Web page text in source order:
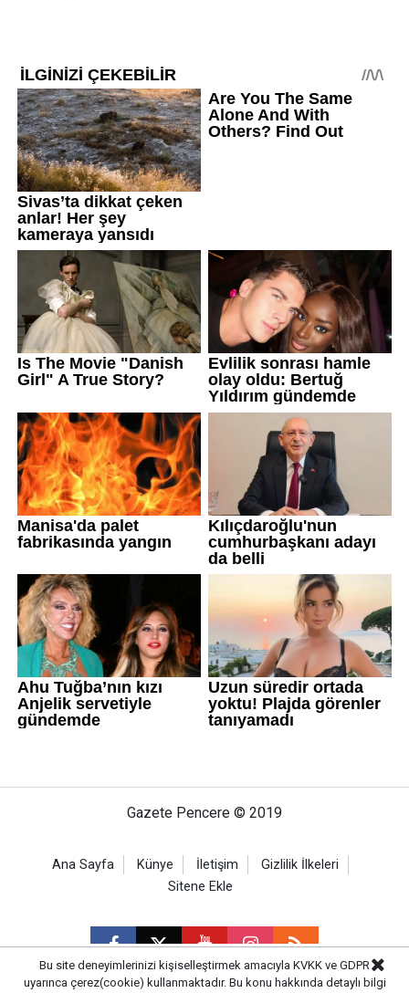
Gazete Pencere © 2019
Ana Sayfa Künye İletişim
Gizlilik İlkeleri
Sitene Ekle
Bu site deneyimlerinizi kişiselleştirmek amacıyla KVKK ve GDPR
uyarınca çerez(cookie) kullanmaktadır. Bu konu hakkında detaylı bilgi